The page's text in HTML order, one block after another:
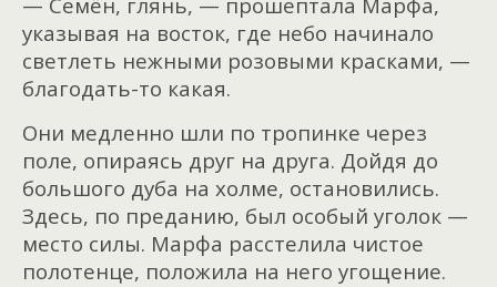
указывая на восток, где небо начинало
светлеть нежными розовыми красками, —
благодать-то какая.
Они медленно шли по тропинке через
поле, опираясь друг на друга. Дойдя до
большого дуба на холме, остановились.
Здесь, по преданию, был особый уголок —
место силы. Марфа расстелила чистое
полотенце, положила на него угощение.